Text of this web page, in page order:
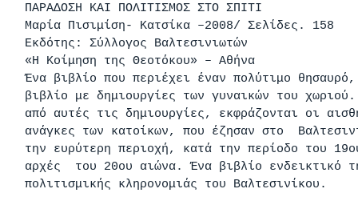
ΠΑΡΑΔΟΣΗ ΚΑΙ ΠΟΛΙΤΙΣΜOΣ ΣΤΟ ΣΠIΤΙ
Μαρία Πισιμίση- Κατσίκα –2008/ Σελίδες. 158
Εκδότης: Σύλλογος Βαλτεσινιωτών
«Η Κοίμηση της Θεοτόκου» – Αθήνα
Ένα βιβλίο που περιέχει έναν πολύτιμο
βιβλίο με δημιουργίες των γυναικών του
από αυτές τις δημιουργίες, εκφράζονται οι
ανάγκες των κατοίκων, που έζησαν στο
την ευρύτερη περιοχή, κατά την περίοδο του
αρχές του 20ου αιώνα. Ένα βιβλίο ενδεικτικό
πολιτισμικής κληρονομιάς του Βαλτεσινίκου.